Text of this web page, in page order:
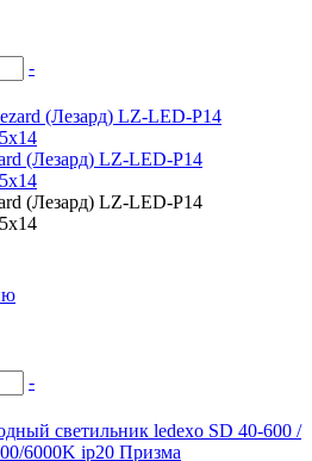
-
(Лезард) LZ-LED-Р14
(Лезард) LZ-LED-Р14
-